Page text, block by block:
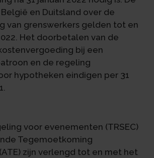
en Duitsland over de
van grenswerkers gelden tot en
Het doorbetalen van de
bij een
en de regeling
hypotheken eindigen per 31
voor evenementen (TRSEC)
Tegemoetkoming
zijn verlengd tot en met het